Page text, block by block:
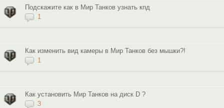
Подскажите как в Мир Танков узнать кпд
1
Как изменить вид камеры в Мир Танков без мышки?!
1
Как установить Мир Танков на диск D ?
3